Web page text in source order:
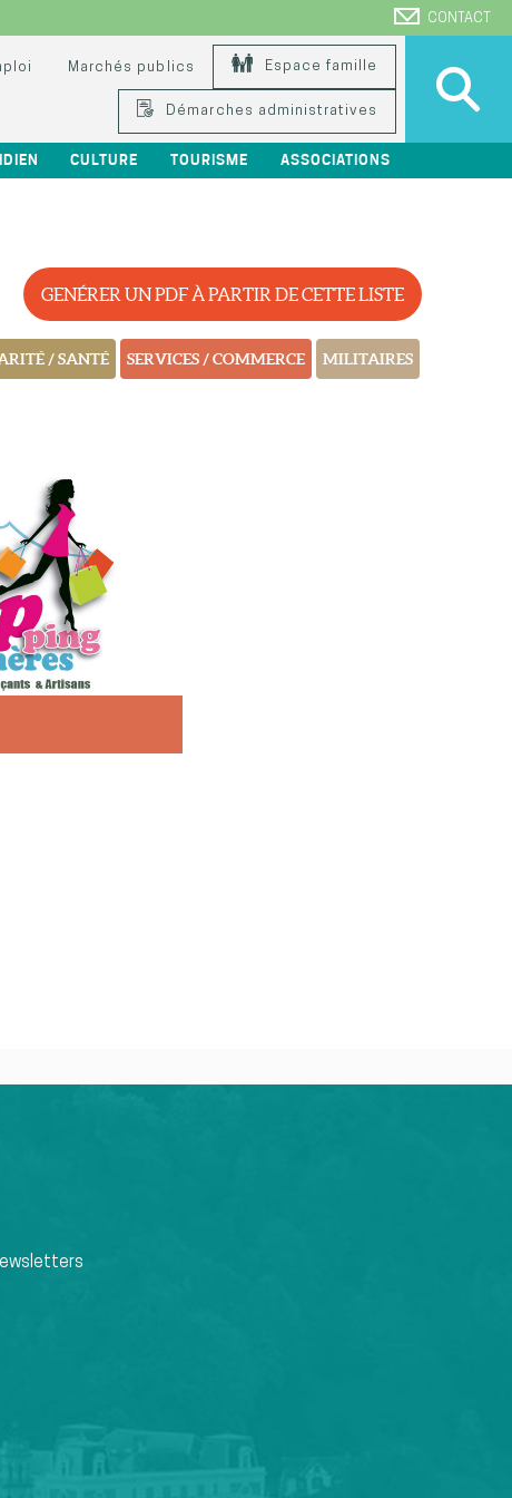
CONTACT
Marchés publics Espace famille
Démarches administratives
CULTURE TOURISME ASSOCIATIONS
GENÉRER UN PDF À PARTIR DE CETTE LISTE
/ SANTÉ SERVICES / COMMERCE MILITAIRES